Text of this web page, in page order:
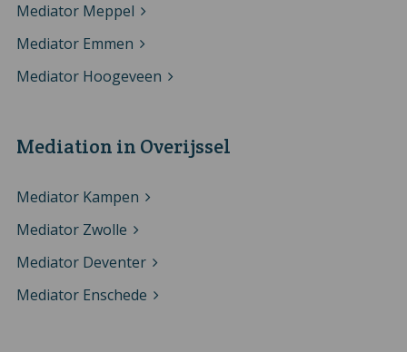
Mediator Meppel
Mediator Emmen
Mediator Hoogeveen
Mediation in Overijssel
Mediator Kampen
Mediator Zwolle
Mediator Deventer
Mediator Enschede